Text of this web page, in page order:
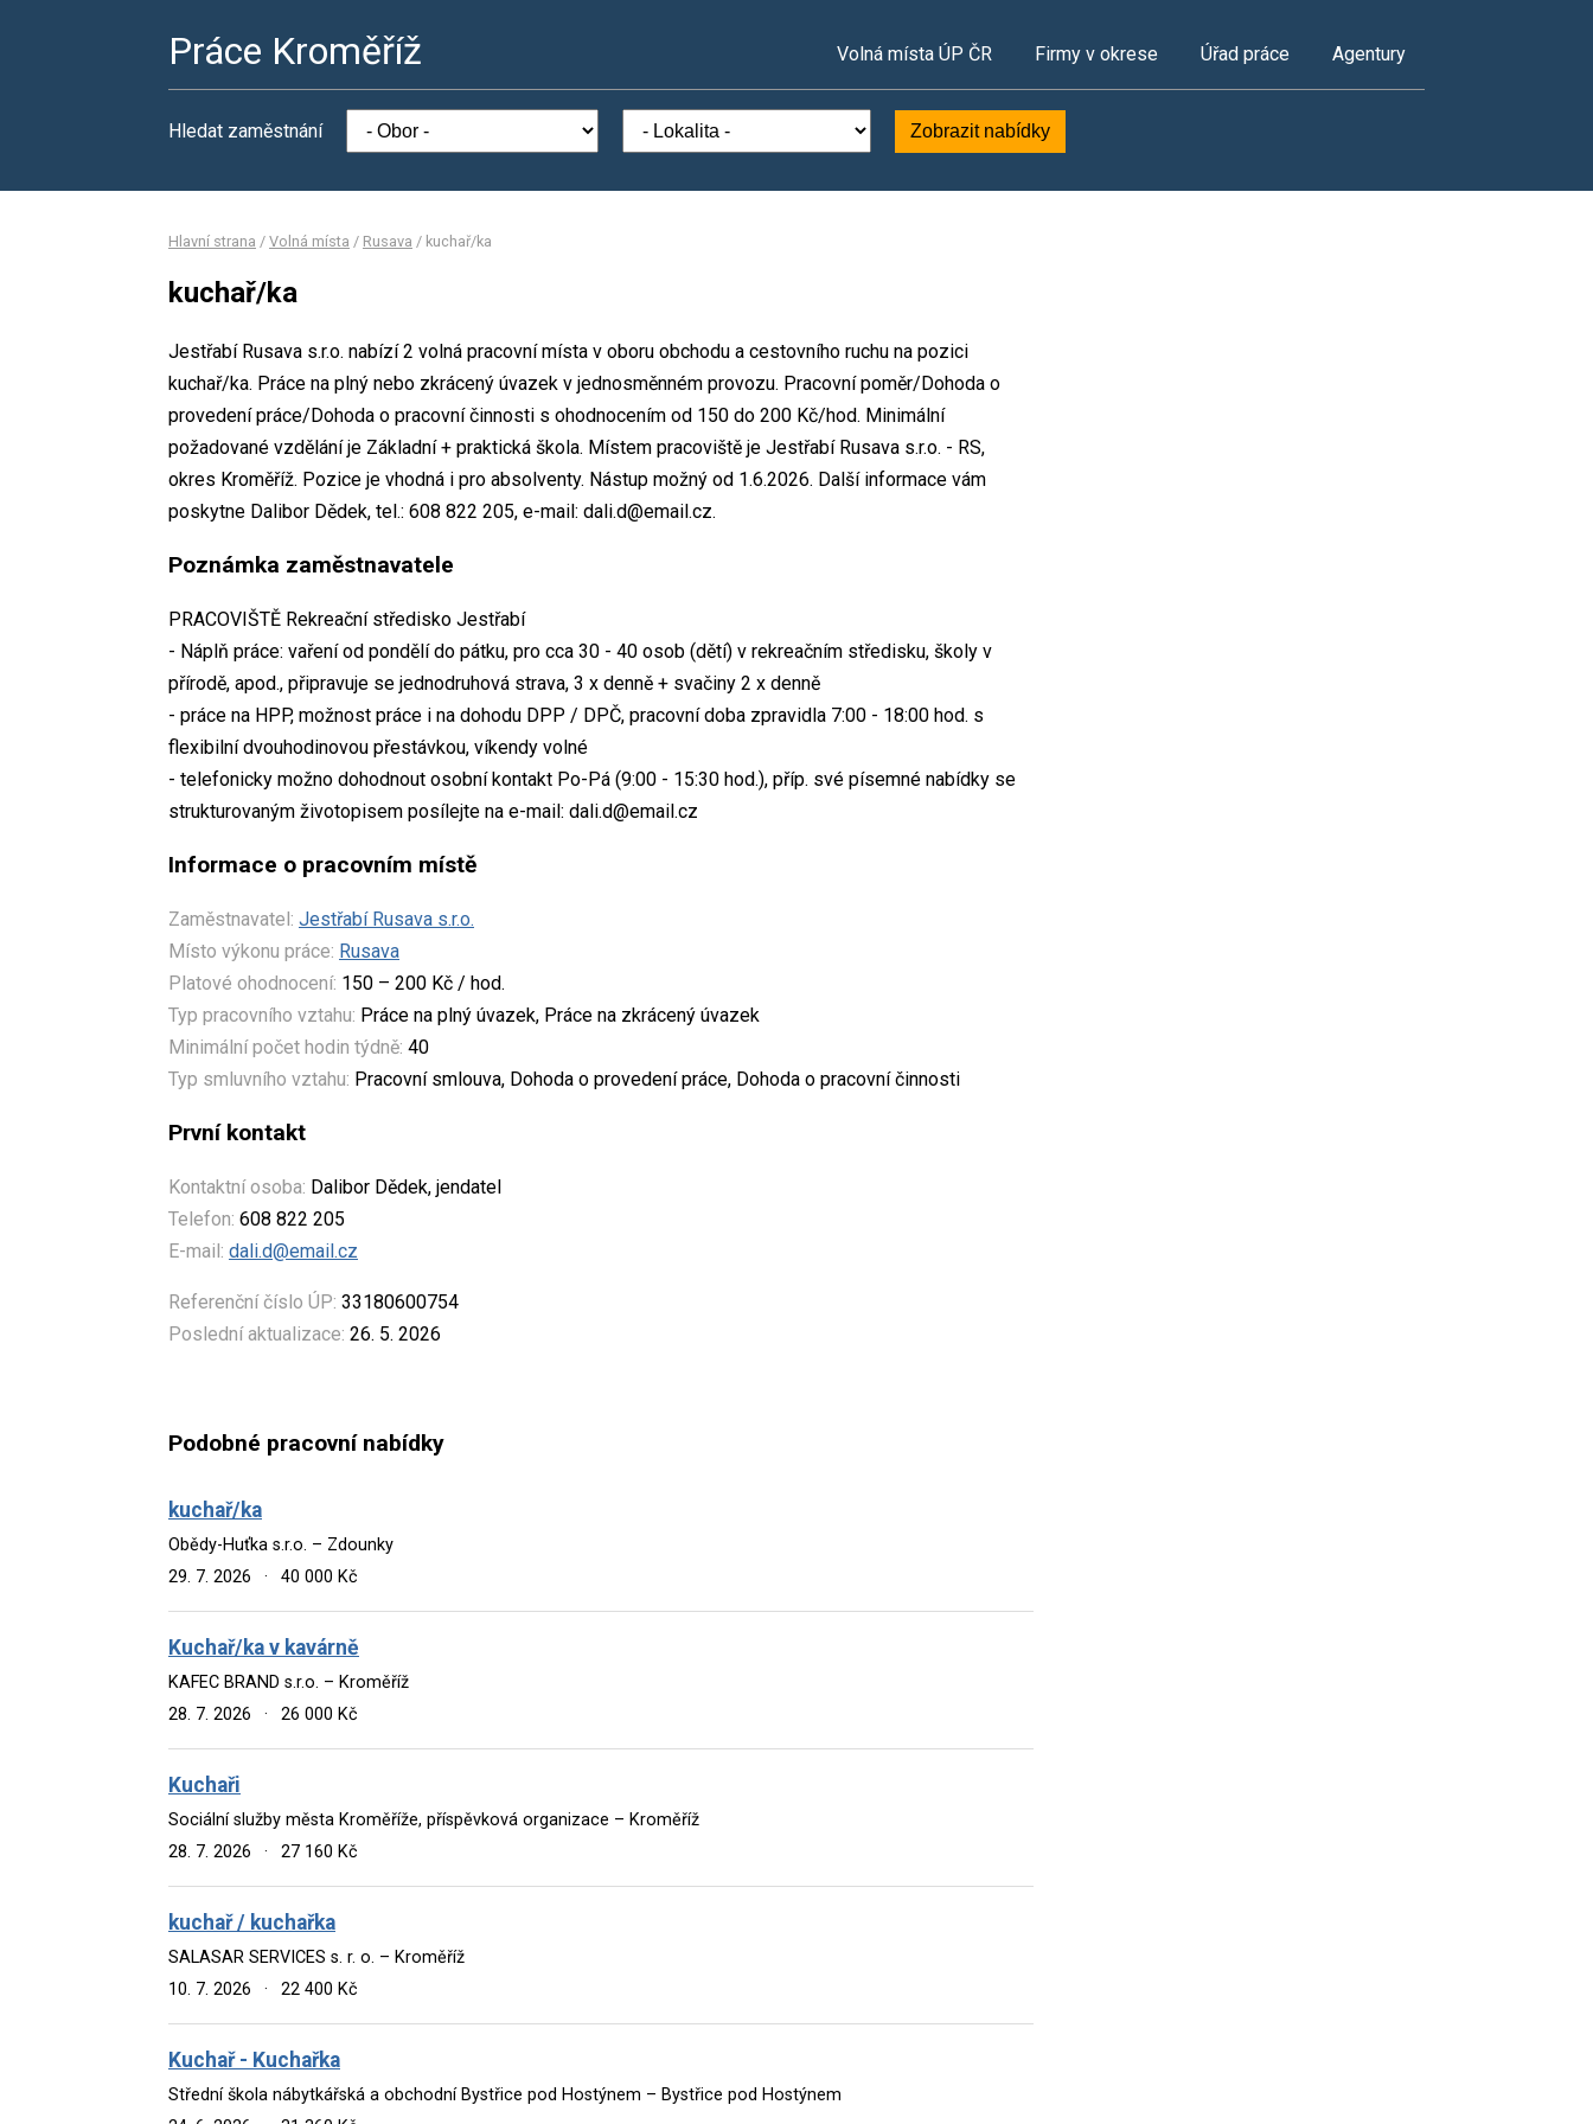
Práce Kroměříž Volná místa ÚP ČR Firmy v okrese Úřad práce Agentury
Hledat zaměstnání Zobrazit nabídky
Hlavní strana / Volná místa / Rusava / kuchař/ka
kuchař/ka
Jestřabí Rusava s.r.o. nabízí 2 volná pracovní místa v oboru obchodu a cestovního ruchu na pozici
kuchař/ka. Práce na plný nebo zkrácený úvazek v jednosměnném provozu. Pracovní poměr/Dohoda o
provedení práce/Dohoda o pracovní činnosti s ohodnocením od 150 do 200 Kč/hod. Minimální
požadované vzdělání je Základní + praktická škola. Místem pracoviště je Jestřabí Rusava s.r.o. - RS,
okres Kroměříž. Pozice je vhodná i pro absolventy. Nástup možný od 1.6.2026. Další informace vám
poskytne Dalibor Dědek, tel.: 608 822 205, e-mail: dali.d@email.cz.
Poznámka zaměstnavatele
PRACOVIŠTĚ Rekreační středisko Jestřabí
- Náplň práce: vaření od pondělí do pátku, pro cca 30 - 40 osob (dětí) v rekreačním středisku, školy v
přírodě, apod., připravuje se jednodruhová strava, 3 x denně + svačiny 2 x denně
- práce na HPP, možnost práce i na dohodu DPP / DPČ, pracovní doba zpravidla 7:00 - 18:00 hod. s
flexibilní dvouhodinovou přestávkou, víkendy volné
- telefonicky možno dohodnout osobní kontakt Po-Pá (9:00 - 15:30 hod.), příp. své písemné nabídky se
strukturovaným životopisem posílejte na e-mail: dali.d@email.cz
Informace o pracovním místě
Zaměstnavatel: Jestřabí Rusava s.r.o.
Místo výkonu práce: Rusava
Platové ohodnocení: 150 – 200 Kč / hod.
Typ pracovního vztahu: Práce na plný úvazek, Práce na zkrácený úvazek
Minimální počet hodin týdně: 40
Typ smluvního vztahu: Pracovní smlouva, Dohoda o provedení práce, Dohoda o pracovní činnosti
První kontakt
Kontaktní osoba: Dalibor Dědek, jendatel
Telefon: 608 822 205
E-mail: dali.d@email.cz
Referenční číslo ÚP: 33180600754
Poslední aktualizace: 26. 5. 2026
Podobné pracovní nabídky
kuchař/ka
Obědy-Huťka s.r.o. – Zdounky
29. 7. 2026
· 40 000 Kč
Kuchař/ka v kavárně
KAFEC BRAND s.r.o. – Kroměříž
28. 7. 2026
· 26 000 Kč
Kuchaři
Sociální služby města Kroměříže, příspěvková organizace – Kroměříž
28. 7. 2026
· 27 160 Kč
kuchař / kuchařka
SALASAR SERVICES s. r. o. – Kroměříž
10. 7. 2026
· 22 400 Kč
Kuchař - Kuchařka
Střední škola nábytkářská a obchodní Bystřice pod Hostýnem – Bystřice pod Hostýnem